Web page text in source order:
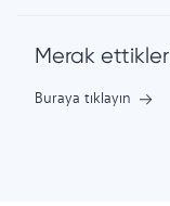
Merak
Buraya tıklayın